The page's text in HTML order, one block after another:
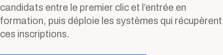
candidats entre le premier clic et l’entrée en
formation, puis déploie les systèmes qui récupèrent
ces inscriptions.